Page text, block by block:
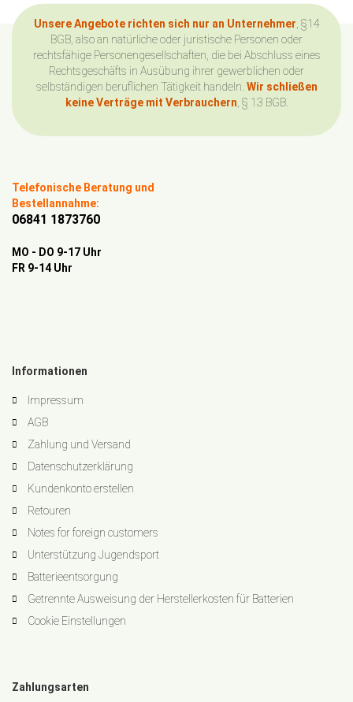
Unsere Angebote richten sich nur an Unternehmer , §14
BGB, also an natürliche oder juristische Personen oder
rechtsfähige Personengesellschaften, die bei Abschluss eines
Rechtsgeschäfts in Ausübung ihrer gewerblichen oder
selbständigen beruflichen Tätigkeit handeln. Wir schließen
keine Verträge mit Verbrauchern , § 13 BGB.
Telefonische Beratung und
Bestellannahme:
06841 1873760
MO - DO 9-17 Uhr
FR 9-14 Uhr
Informationen
Impressum
AGB
Zahlung und Versand
Datenschutzerklärung
Kundenkonto erstellen
Retouren
Notes for foreign customers
Unterstützung Jugendsport
Batterieentsorgung
Getrennte Ausweisung der Herstellerkosten für Batterien
Cookie Einstellungen
Zahlungsarten